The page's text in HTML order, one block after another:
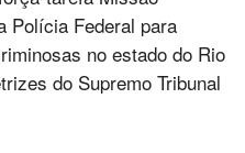
Polícia Federal para
no estado do Rio
do Supremo Tribunal